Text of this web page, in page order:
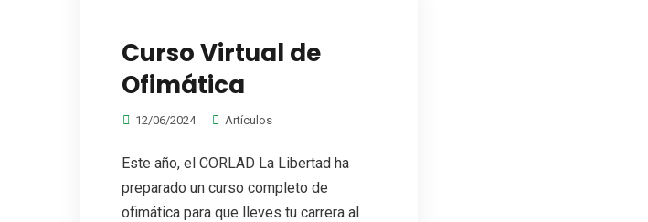
Curso Virtual de
Ofimática
12/06/2024 Artículos
Este año, el CORLAD La Libertad ha
preparado un curso completo de
ofimática para que lleves tu carrera al